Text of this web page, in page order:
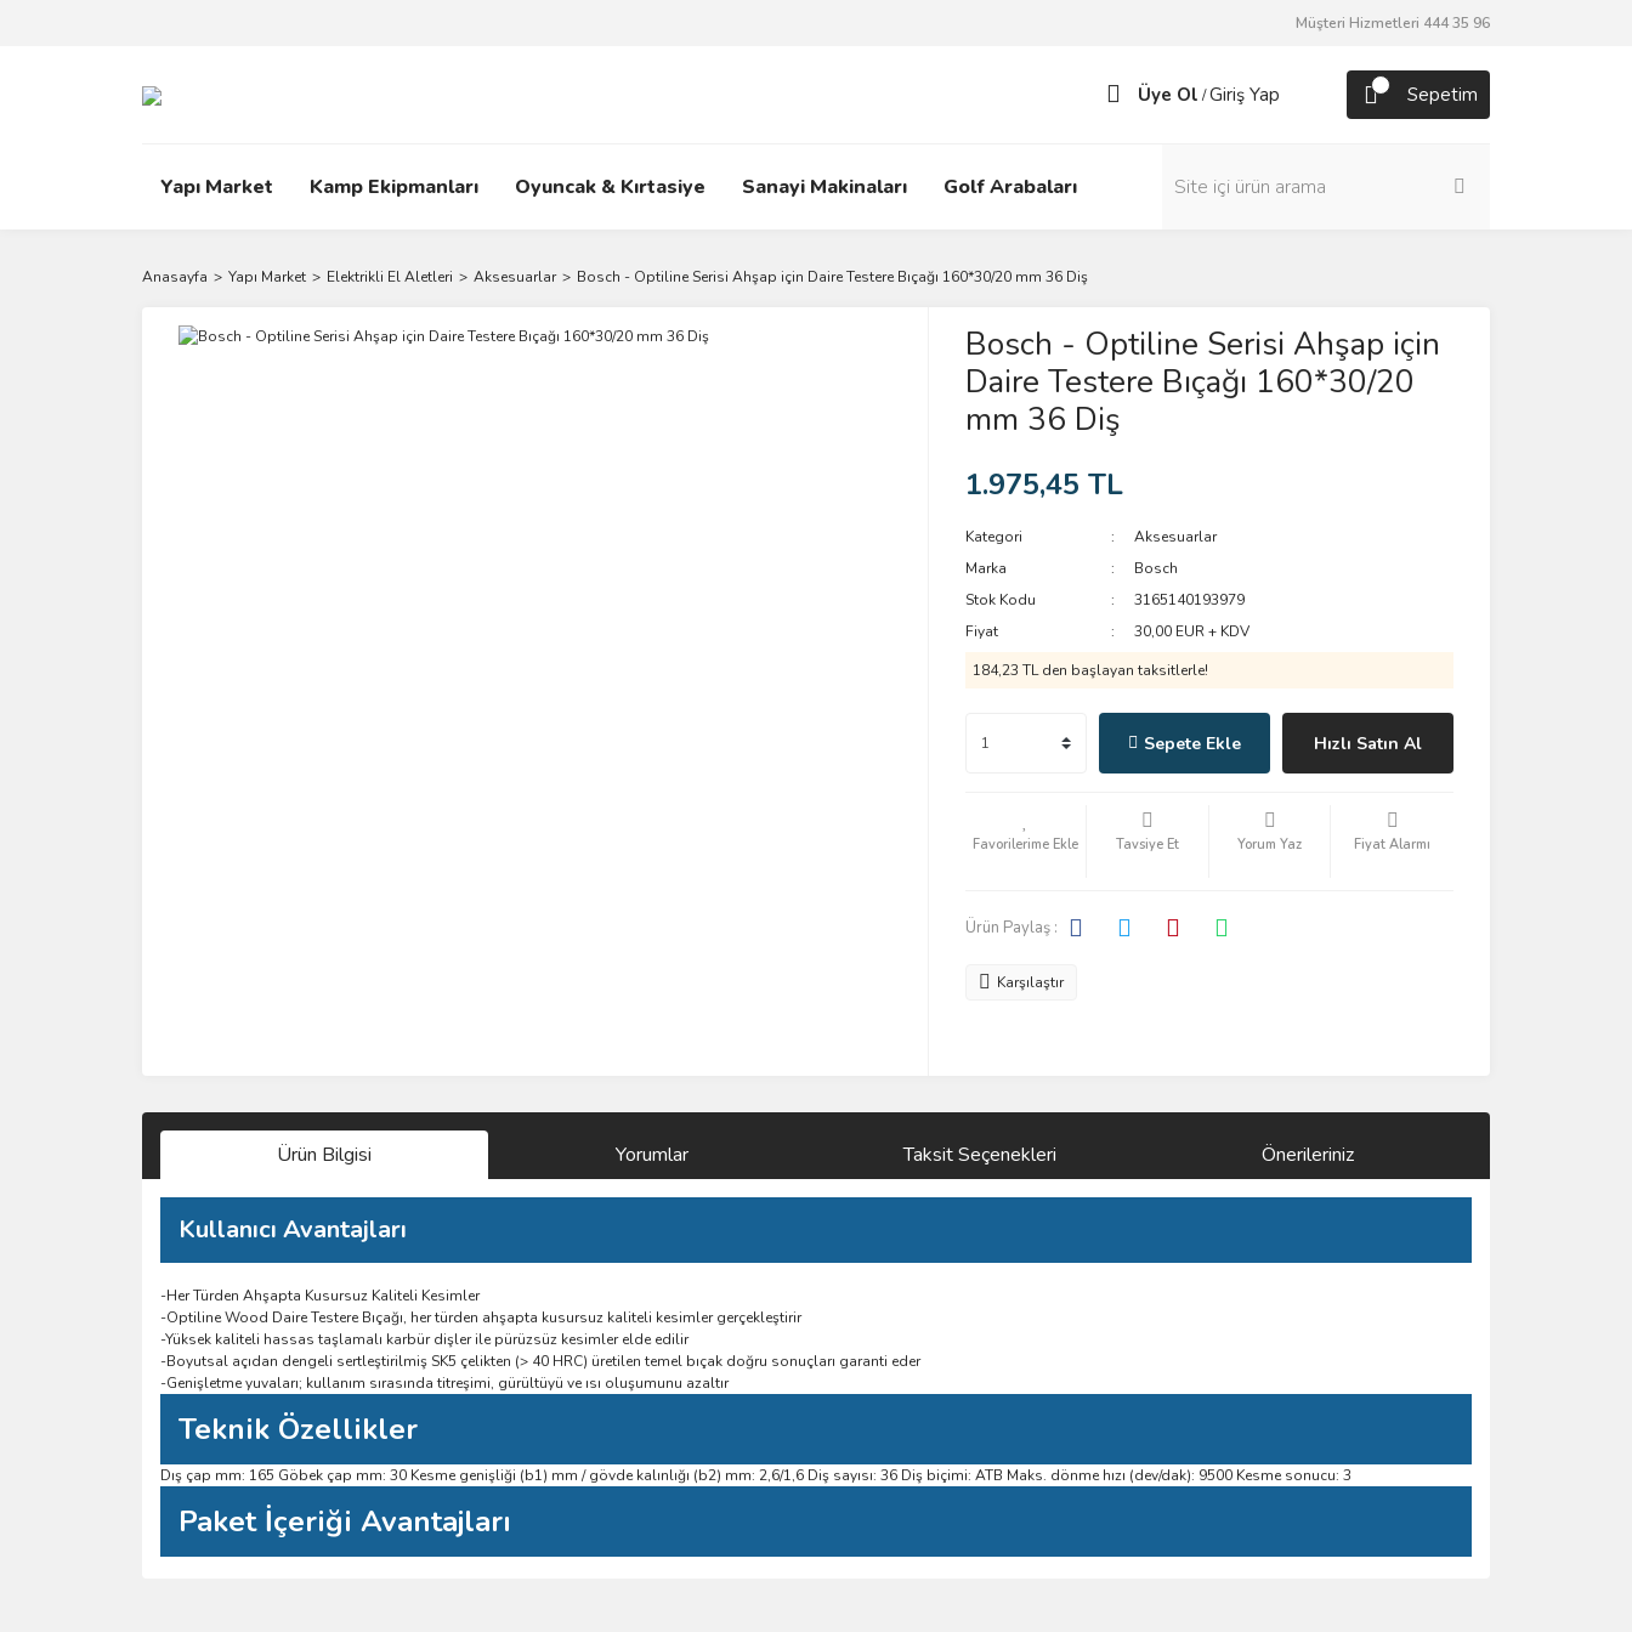
Müşteri Hizmetleri 444 35 96
Üye Ol /Giriş Yap Sepetim
Yapı Market Kamp Ekipmanları Oyuncak & Kırtasiye Sanayi Makinaları Golf Arabaları
Anasayfa Yapı Market Elektrikli El Aletleri Aksesuarlar Bosch - Optiline Serisi Ahşap için Daire Testere Bıçağı 160*30/20 mm 36 Diş
Bosch - Optiline Serisi Ahşap için
Daire Testere Bıçağı 160*30/20
mm 36 Diş
1.975,45 TL
Kategori
Aksesuarlar
Marka
Bosch
Stok Kodu
3165140193979
Fiyat
30,00 EUR + KDV
184,23 TL den başlayan taksitlerle!
Sepete Ekle Hızlı Satın Al
Tavsiye Et Yorum Yaz Fiyat Alarmı
Ürün Paylaş :
Karşılaştır
Ürün Bilgisi Yorumlar Taksit Seçenekleri Önerileriniz
Kullanıcı Avantajları
-Her Türden Ahşapta Kusursuz Kaliteli Kesimler
-Optiline Wood Daire Testere Bıçağı, her türden ahşapta kusursuz kaliteli kesimler gerçekleştirir
-Yüksek kaliteli hassas taşlamalı karbür dişler ile pürüzsüz kesimler elde edilir
-Boyutsal açıdan dengeli sertleştirilmiş SK5 çelikten (> 40 HRC) üretilen temel bıçak doğru sonuçları garanti eder
-Genişletme yuvaları; kullanım sırasında titreşimi, gürültüyü ve ısı oluşumunu azaltır
Teknik Özellikler
Dış çap mm: 165 Göbek çap mm: 30 Kesme genişliği (b1) mm / gövde kalınlığı (b2) mm: 2,6/1,6 Diş sayısı: 36 Diş biçimi: ATB Maks. dönme hızı (dev/dak): 9500 Kesme sonucu: 3
Paket İçeriği Avantajları